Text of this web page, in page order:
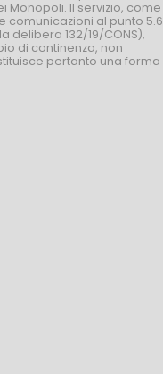
Monopoli. Il servizio, come
comunicazioni al punto 5.6
delibera 132/19/CONS),
di continenza, non
pertanto una forma